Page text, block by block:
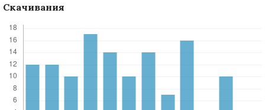
Скачивания